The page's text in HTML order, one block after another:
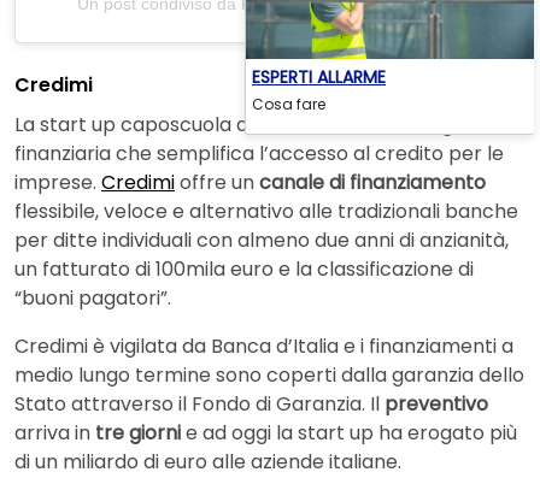
Credimi
La start up caposcuola del fintech, la tecnologia
finanziaria che semplifica l’accesso al credito per le
imprese. Credimioffre uncanale di finanziamento
flessibile, veloce e alternativo alle tradizionali banche
per ditte individuali con almeno due anni di anzianità,
un fatturato di 100mila euro e la classificazione di
“buoni pagatori”.
Credimi è vigilata da Banca d’Italia e i finanziamenti a
medio lungo termine sono coperti dalla garanzia dello
Stato attraverso il Fondo di Garanzia. Il preventivo
arriva in tre giornie ad oggi la start up ha erogato più
di un miliardo di euro alle aziende italiane.
ESPERTI ALLARME
Cosa fare